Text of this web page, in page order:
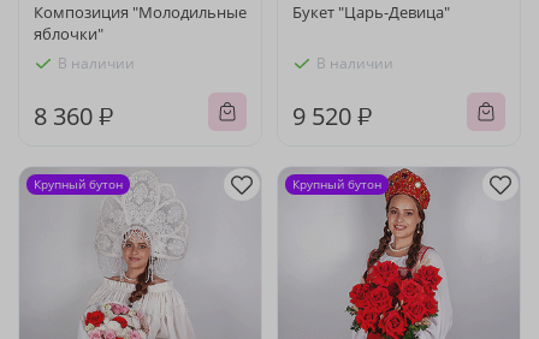
Композиция "Молодильные
яблочки"
В наличии
8 360 ₽
Букет "Царь-Девица"
В наличии
9 520 ₽
Крупный бутон Крупный бутон